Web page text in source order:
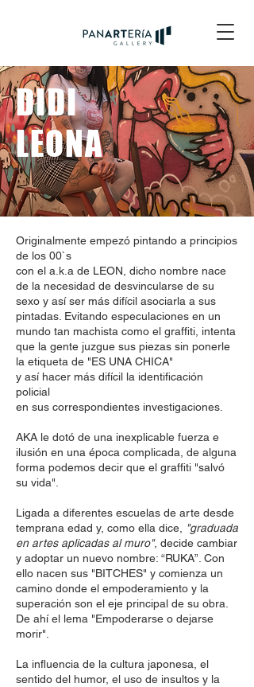
DIDI
LEONA
Originalmente empezó pintando a principios
de los 00`s
con el a.k.a de LEON, dicho nombre nace
de la necesidad de desvincularse de su
sexo y así ser más difícil asociarla a sus
pintadas. Evitando especulaciones en un
mundo tan machista como el graffiti, intenta
que la gente juzgue sus piezas sin ponerle
la etiqueta de "ES UNA CHICA"
y así hacer más difícil la identificación
policial
en sus correspondientes investigaciones.
AKA le dotó de una inexplicable fuerza e
ilusión en una época complicada, de alguna
forma podemos decir que el graffiti "salvó
su vida".
Ligada a diferentes escuelas de arte desde
temprana edad y, como ella dice,
"graduada
en artes aplicadas al muro", decide cambiar
y adoptar un nuevo nombre: “RUKA”. Con
ello nacen sus "BITCHES" y comienza un
camino donde el empoderamiento y la
superación son el eje principal de su obra.
De ahí el lema "Empoderarse o dejarse
morir".
La influencia de la cultura japonesa, el
sentido del humor, el uso de insultos y la